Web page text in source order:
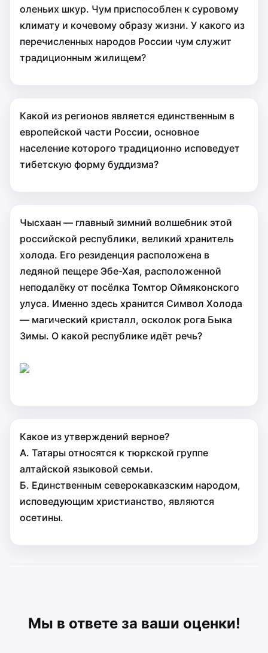
оленьих шкур. Чум приспособлен к суровому
климату и кочевому образу жизни. У какого из
перечисленных народов России чум служит
традиционным жилищем?
Какой из регионов является единственным в
европейской части России, основное
население которого традиционно исповедует
тибетскую форму буддизма?
Чысхаан — главный зимний волшебник этой
российской республики, великий хранитель
холода. Его резиденция расположена в
ледяной пещере Эбе-Хая, расположенной
неподалёку от посёлка Томтор Оймяконского
улуса. Именно здесь хранится Символ Холода
— магический кристалл, осколок рога Быка
Зимы. О какой республике идёт речь?
Какое из утверждений верное?
А. Татары относятся к тюркской группе
алтайской языковой семьи.
Б. Единственным северокавказским народом,
исповедующим христианство, являются
осетины.
Мы в ответе за ваши оценки!